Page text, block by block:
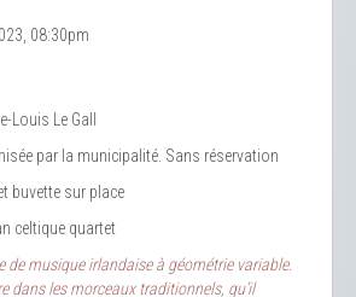
08:30pm
Louis Le Gall
par la municipalité. Sans réservation
buvette sur place
celtique quartet
de musique irlandaise à géométrie variable.
dans les morceaux traditionnels, qu’il